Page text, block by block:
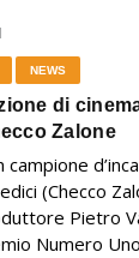
NEWS
di
Zalone
(Checco
Pietro
Numero